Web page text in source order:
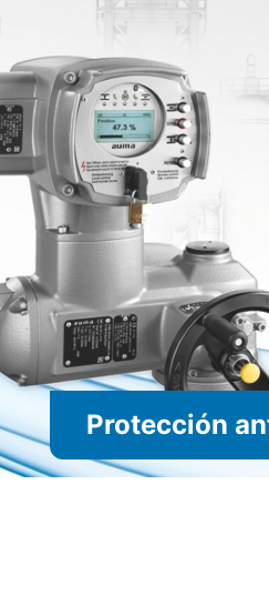
Protección